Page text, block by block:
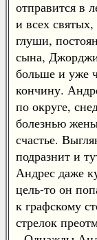
отправится в
и всех
глуши,
сына,
больше и уже
кончину.
по округе,
болезнью
счастье.
подразнит и
Андрес даже
цель-то он
к графскому
стрелок